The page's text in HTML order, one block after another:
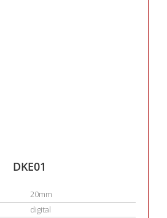
DKE01
20mm
digital